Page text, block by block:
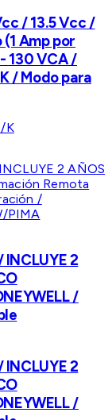
/ 13.5 Vcc /
Amp por
130 VCA /
/ Modo para
K
INCLUYE 2
/
INCLUYE 2
/